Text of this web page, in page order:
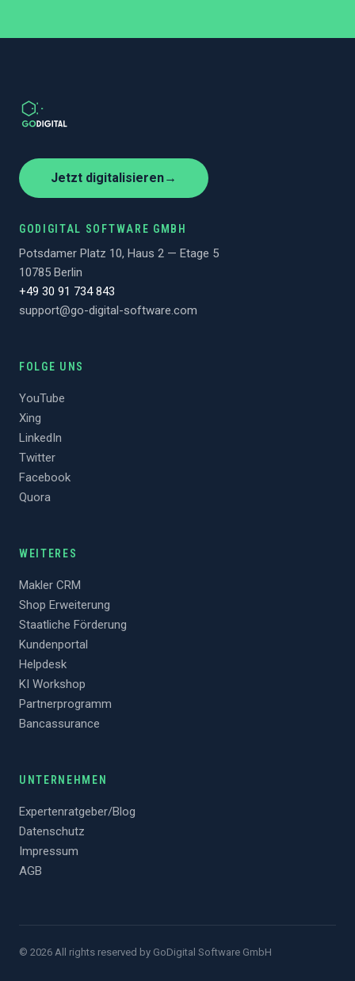
Jetzt digitalisieren→
GODIGITAL SOFTWARE GMBH
Potsdamer Platz 10, Haus 2 — Etage 5
10785 Berlin
+49 30 91 734 843
support@go-digital-software.com
FOLGE UNS
YouTube
Xing
LinkedIn
Twitter
Facebook
Quora
WEITERES
Makler CRM
Shop Erweiterung
Staatliche Förderung
Kundenportal
Helpdesk
KI Workshop
Partnerprogramm
Bancassurance
UNTERNEHMEN
Expertenratgeber/Blog
Datenschutz
Impressum
AGB
© 2026 All rights reserved by GoDigital Software GmbH